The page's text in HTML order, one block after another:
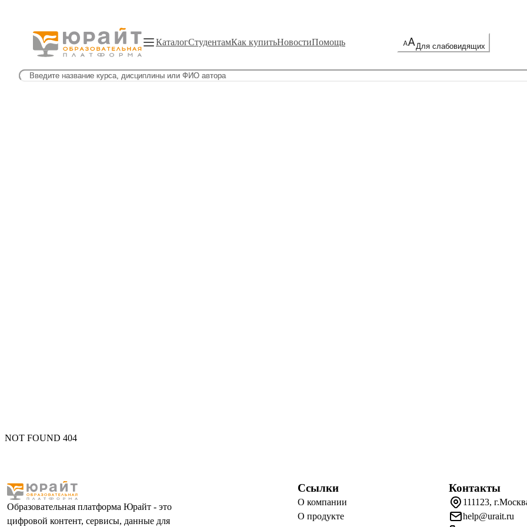
КаталогСтудентамКак купитьНовостиПомощь Для слабовидящих
NOT FOUND 404
Образовательная платформа Юрайт - это
цифровой контент, сервисы, данные для
Ссылки
О компании
О продукте
Контакты
111123,
help@urait.ru